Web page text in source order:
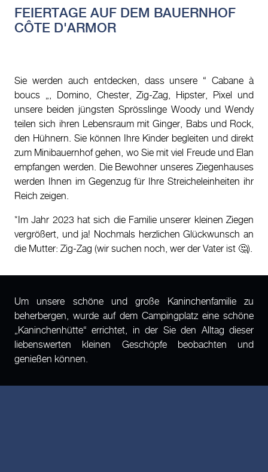
FEIERTAGE AUF DEM BAUERNHOF
CÔTE D'ARMOR
Sie werden auch entdecken, dass unsere “ Cabane à
boucs „, Domino, Chester, Zig-Zag, Hipster, Pixel und
unsere beiden jüngsten Sprösslinge Woody und Wendy
teilen sich ihren Lebensraum mit Ginger, Babs und Rock,
den Hühnern. Sie können Ihre Kinder begleiten und direkt
zum Minibauernhof gehen, wo Sie mit viel Freude und Elan
empfangen werden. Die Bewohner unseres Ziegenhauses
werden Ihnen im Gegenzug für Ihre Streicheleinheiten ihr
Reich zeigen.
*Im Jahr 2023 hat sich die Familie unserer kleinen Ziegen
vergrößert, und ja! Nochmals herzlichen Glückwunsch an
die Mutter: Zig-Zag (wir suchen noch, wer der Vater ist 🤔).
Um unsere schöne und große Kaninchenfamilie zu
beherbergen, wurde auf dem Campingplatz eine schöne
„Kaninchenhütte“ errichtet, in der Sie den Alltag dieser
liebenswerten kleinen Geschöpfe beobachten und
genießen können.